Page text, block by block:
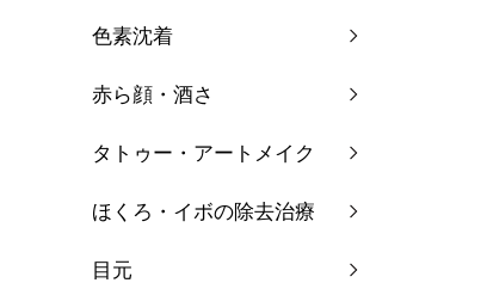
色素沈着
赤ら顔・酒さ
タトゥー・アートメイク
ほくろ・イボの除去治療
目元